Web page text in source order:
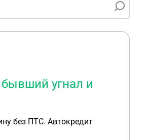
угнал и
без ПТС. Автокредит